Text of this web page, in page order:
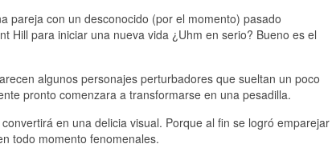
pareja con un desconocido (por el momento) pasado
Hill para iniciar una nueva vida ¿Uhm en serio? Bueno es el
algunos personajes perturbadores que sueltan un poco
pronto comenzara a transformarse en una pesadilla.
en una delicia visual. Porque al fin se logró emparejar
todo momento fenomenales.